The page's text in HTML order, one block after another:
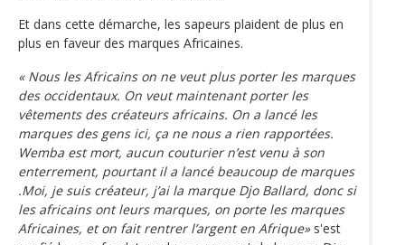
Et dans cette démarche, les sapeurs plaident de plus en
plus en faveur des marques Africaines.
« Nous les Africains on ne veut plus porter les marques
des occidentaux. On veut maintenant porter les
vêtements des créateurs africains. On a lancé les
marques des gens ici, ça ne nous a rien rapportées.
Wemba est mort, aucun couturier n’est venu à son
enterrement, pourtant il a lancé beaucoup de marques
.Moi, je suis créateur, j’ai la marque Djo Ballard, donc si
les africains ont leurs marques, on porte les marques
Africaines, et on fait rentrer l’argent en Afrique»s'est